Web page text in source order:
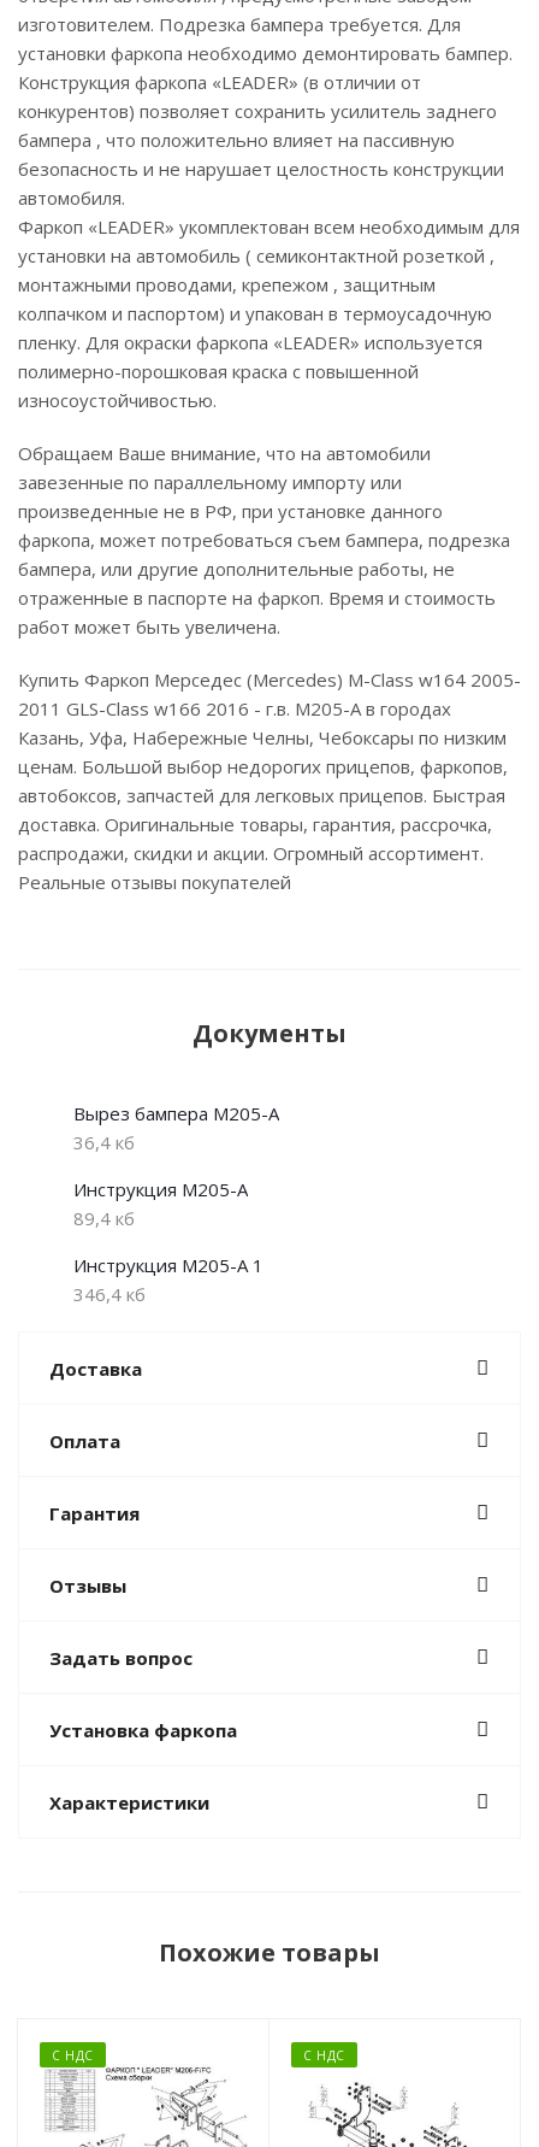
изготовителем. Подрезка бампера требуется. Для
установки фаркопа необходимо демонтировать бампер.
Конструкция фаркопа «LEADER» (в отличии от
конкурентов) позволяет сохранить усилитель заднего
бампера , что положительно влияет на пассивную
безопасность и не нарушает целостность конструкции
автомобиля.
Фаркоп «LEADER» укомплектован всем необходимым для
установки на автомобиль ( семиконтактной розеткой ,
монтажными проводами, крепежом , защитным
колпачком и паспортом) и упакован в термоусадочную
пленку. Для окраски фаркопа «LEADER» используется
полимерно-порошковая краска с повышенной
износоустойчивостью.
Обращаем Ваше внимание, что на автомобили
завезенные по параллельному импорту или
произведенные не в РФ, при установке данного
фаркопа, может потребоваться съем бампера, подрезка
бампера, или другие дополнительные работы, не
отраженные в паспорте на фаркоп. Время и стоимость
работ может быть увеличена.
Купить Фаркоп Мерседес (Mercedes) M-Class w164 2005-
2011 GLS-Class w166 2016 - г.в. M205-A в городах
Казань, Уфа, Набережные Челны, Чебоксары по низким
ценам. Большой выбор недорогих прицепов, фаркопов,
автобоксов, запчастей для легковых прицепов. Быстрая
доставка. Оригинальные товары, гарантия, рассрочка,
распродажи, скидки и акции. Огромный ассортимент.
Реальные отзывы покупателей
Документы
Вырез бампера M205-A
36,4 кб
Инструкция M205-A
89,4 кб
Инструкция M205-A 1
346,4 кб
Доставка
Оплата
Гарантия
Отзывы
Задать вопрос
Установка фаркопа
Характеристики
Похожие товары
С НДС С НДС